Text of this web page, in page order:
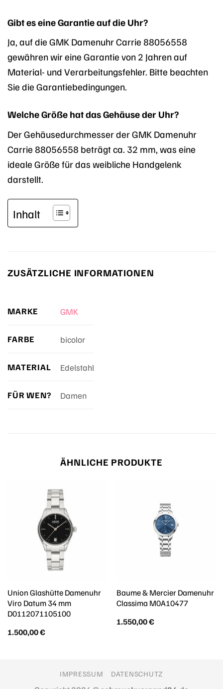
Gibt es eine Garantie auf die Uhr?
Ja, auf die GMK Damenuhr Carrie 88056558
gewähren wir eine Garantie von 2 Jahren auf
Material- und Verarbeitungsfehler. Bitte beachten
Sie die Garantiebedingungen.
Welche Größe hat das Gehäuse der Uhr?
Der Gehäusedurchmesser der GMK Damenuhr
Carrie 88056558 beträgt ca. 32 mm, was eine
ideale Größe für das weibliche Handgelenk
darstellt.
Inhalt
ZUSÄTZLICHE INFORMATIONEN
MARKE GMK
FARBE bicolor
MATERIAL Edelstahl
FÜR WEN? Damen
ÄHNLICHE PRODUKTE
Union Glashütte Damenuhr
Viro Datum 34 mm
D0112071105100
1.500,00€
Baume & Mercier Damenuhr
Classima M0A10477
1.550,00€
IMPRESSUM DATENSCHUTZ